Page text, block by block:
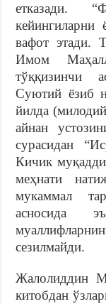
етказади.
вафот этади.
Имом
тўққизинчи
Суютий ёзиб
йилда
айнан
сурасидан
Кичик
меҳнати
мукаммал
асносида
сезилмайди.
Жалолиддин
китобдан